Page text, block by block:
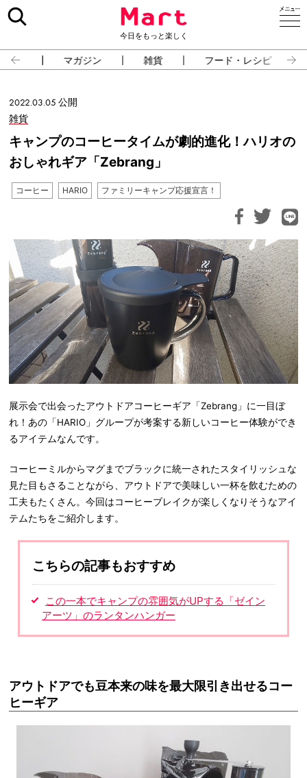
今日をもっと楽しく
占い マガジン 雑貨 フード・レシピ
2022.03.05 公開
雑貨
キャンプのコーヒータイムが劇的進化！ハリオの
おしゃれギア「Zebrang」
コーヒー HARIO ファミリーキャンプ応援宣言！
展示会で出会ったアウトドアコーヒーギア「Zebrang」に一目ぼ
れ！あの「HARIO」グループが考案する新しいコーヒー体験ができ
るアイテムなんです。
コーヒーミルからマグまでブラックに統一されたスタイリッシュな
見た目もさることながら、アウトドアで美味しい一杯を飲むための
工夫もたくさん。今回はコーヒーブレイクが楽しくなりそうなアイ
テムたちをご紹介します。
こちらの記事もおすすめ
この一本でキャンプの雰囲気がUPする「ゼイン
アーツ」のランタンハンガー
アウトドアでも豆本来の味を最大限引き出せるコー
ヒーギア